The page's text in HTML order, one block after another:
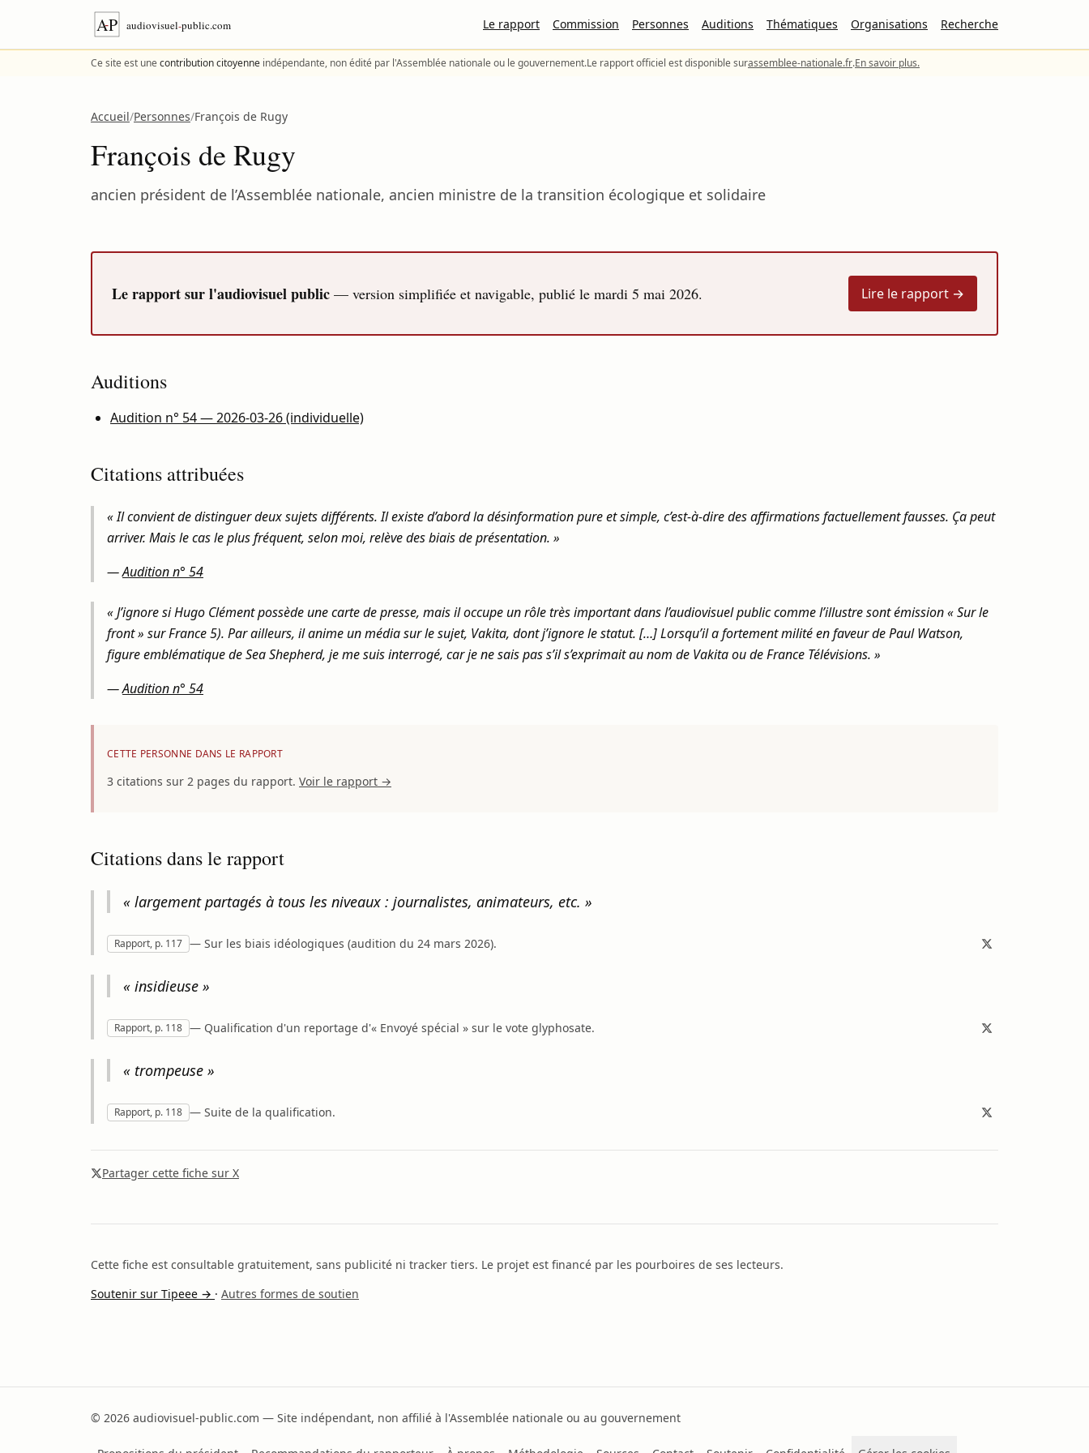
Aller au contenu
Le rapport Commission Personnes Auditions Thématiques Organisations Recherche
Ce site est unecontribution citoyenne indépendante, non édité par l'Assemblée nationale ou le gouvernement.Le rapport officiel est disponible surassemblee-nationale.fr.En savoir plus.
Accueil/Personnes/François de Rugy
François de Rugy
ancien président de l’Assemblée nationale, ancien ministre de la transition écologique et solidaire
Le rapport sur l'audiovisuel public — version simplifiée et navigable, publié le mardi 5 mai 2026. Lire le rapport →
Auditions
Audition n° 54 — 2026-03-26 (individuelle)
Citations attribuées
« Il convient de distinguer deux sujets différents. Il existe d’abord la désinformation pure et simple, c’est‑à‑dire des affirmations factuellement fausses. Ça peut
arriver. Mais le cas le plus fréquent, selon moi, relève des biais de présentation. »
—Audition n° 54
« J’ignore si Hugo Clément possède une carte de presse, mais il occupe un rôle très important dans l’audiovisuel public comme l’illustre sont émission « Sur le
front » sur France 5). Par ailleurs, il anime un média sur le sujet, Vakita, dont j’ignore le statut. […] Lorsqu’il a fortement milité en faveur de Paul Watson,
figure emblématique de Sea Shepherd, je me suis interrogé, car je ne sais pas s’il s’exprimait au nom de Vakita ou de France Télévisions. »
—Audition n° 54
CETTE PERSONNE DANS LE RAPPORT
3 citations sur 2 pages du rapport. Voir le rapport →
Citations dans le rapport
« largement partagés à tous les niveaux : journalistes, animateurs, etc. »
Rapport, p. 117 — Sur les biais idéologiques (audition du 24 mars 2026).
« insidieuse »
Rapport, p. 118 — Qualification d'un reportage d'« Envoyé spécial » sur le vote glyphosate.
« trompeuse »
Rapport, p. 118 — Suite de la qualification.
Partager cette fiche sur X
Cette fiche est consultable gratuitement, sans publicité ni tracker tiers. Le projet est financé par les pourboires de ses lecteurs.
Soutenir sur Tipeee → · Autres formes de soutien
© 2026 audiovisuel-public.com — Site indépendant, non affilié à l'Assemblée nationale ou au gouvernement